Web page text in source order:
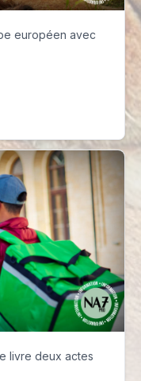
européen avec
livre deux actes